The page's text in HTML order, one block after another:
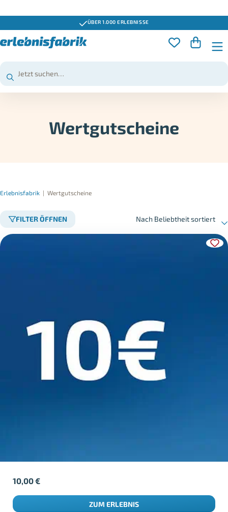
ÜBER 1.000 ERLEBNISSE
Wertgutscheine
Erlebnisfabrik | Wertgutscheine
FILTER ÖFFNEN Nach Beliebtheit sortiert
10,00€
ZUM ERLEBNIS